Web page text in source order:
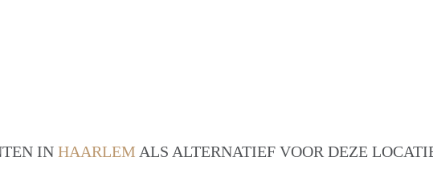
IN HAARLEM ALS ALTERNATIEF VOOR DEZE